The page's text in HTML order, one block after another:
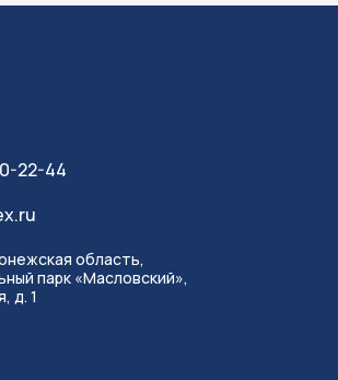
22-44
область,
парк «Масловский»,
д. 1